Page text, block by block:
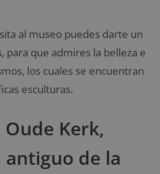
al museo puedes darte un
para que admires la belleza e
los cuales se encuentran
esculturas.
Oude Kerk,
de la